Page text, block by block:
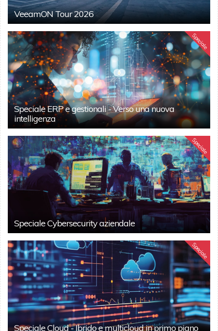
VeeamON Tour 2026
Speciale
Speciale ERP e gestionali - Verso una nuova
intelligenza
Speciale
Speciale Cybersecurity aziendale
Speciale
Speciale Cloud - Ibrido e multicloud in primo piano